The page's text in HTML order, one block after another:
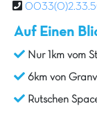
Auf Einen
Nur 1km vom
6km von
Rutschen